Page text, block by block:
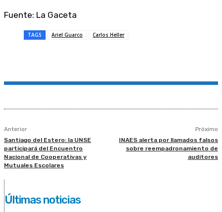
Fuente: La Gaceta
TAGS Ariel Guarco Carlos Heller
Anterior
Santiago del Estero: la UNSE
participará del Encuentro
Nacional de Cooperativas y
Mutuales Escolares
Próximo
INAES alerta por llamados falsos
sobre reempadronamiento de
auditores
Últimas noticias